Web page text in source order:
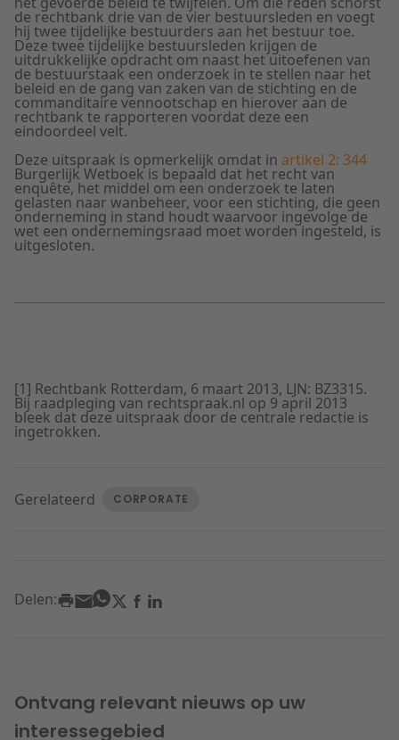
de rechtbank drie van de vier bestuursleden en voegt
hij twee tijdelijke bestuurders aan het bestuur toe.
Deze twee tijdelijke bestuursleden krijgen de
uitdrukkelijke opdracht om naast het uitoefenen van
de bestuurstaak een onderzoek in te stellen naar het
beleid en de gang van zaken van de stichting en de
commanditaire vennootschap en hierover aan de
rechtbank te rapporteren voordat deze een
eindoordeel velt.
Deze uitspraak is opmerkelijk omdat in artikel 2: 344
Burgerlijk Wetboek is bepaald dat het recht van
enquête, het middel om een onderzoek te laten
gelasten naar wanbeheer, voor een stichting, die geen
onderneming in stand houdt waarvoor ingevolge de
wet een ondernemingsraad moet worden ingesteld, is
uitgesloten.
[1] Rechtbank Rotterdam, 6 maart 2013, LJN: BZ3315.
Bij raadpleging van rechtspraak.nl op 9 april 2013
bleek dat deze uitspraak door de centrale redactie is
ingetrokken.
Gerelateerd CORPORATE
Delen:
Ontvang relevant nieuws op uw
interessegebied